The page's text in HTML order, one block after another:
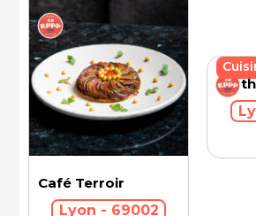
Café Terroir
Lyon - 69002